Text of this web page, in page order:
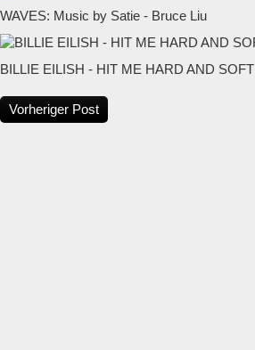
WAVES: Music by Satie - Bruce Liu
BILLIE EILISH - HIT ME HARD AND SOFT
Vorheriger Post